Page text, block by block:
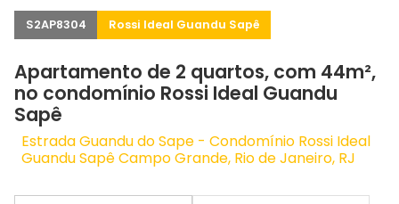
S2AP8304 Rossi Ideal Guandu Sapê
Apartamento de 2 quartos, com 44m²,
no condomínio Rossi Ideal Guandu
Sapê
Estrada Guandu do Sape - Condomínio Rossi Ideal
Guandu Sapê Campo Grande, Rio de Janeiro, RJ